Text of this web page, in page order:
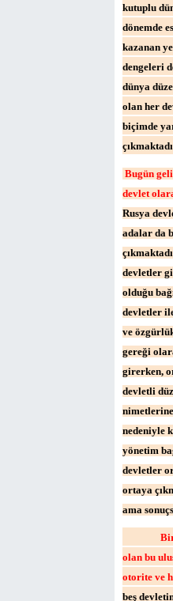
kutuplu
dönemde
kazanan
dengeleri
dünya
olan her
biçimde
Bugün
devlet
Rusya
adalar da
devletler
olduğu
devletler
ve
gereği
girerken,
devletli
nedeniyle
yönetim
devletler
ortaya
ama
olan bu
otorite ve
beş